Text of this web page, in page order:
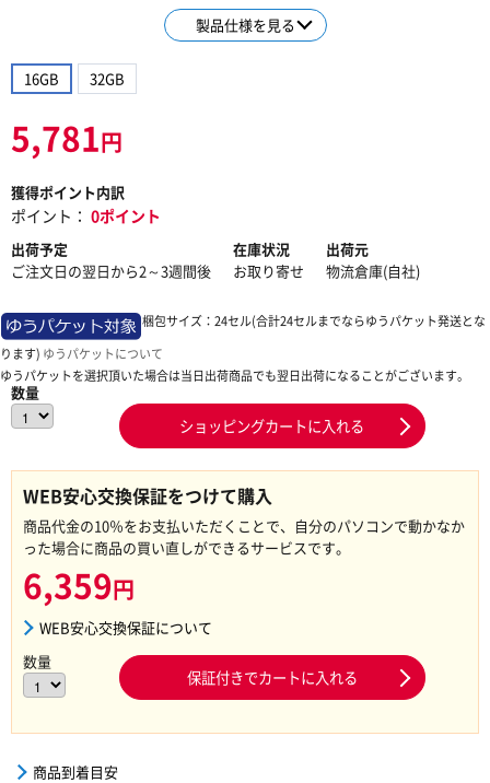
製品仕様を見る
16GB 32GB
5,781円
獲得ポイント内訳
ポイント： 0ポイント
出荷予定
ご注文日の翌日から2～3週間後
在庫状況
お取り寄せ
出荷元
物流倉庫(自社)
梱包サイズ：24セル(合計24セルまでならゆうパケット発送とな
ります) ゆうパケットについて
ゆうパケットを選択頂いた場合は当日出荷商品でも翌日出荷になることがございます。
数量
ショッピングカートに入れる
WEB安心交換保証をつけて購入
商品代金の10％をお支払いただくことで、自分のパソコンで動かなか
った場合に商品の買い直しができるサービスです。
6,359円
WEB安心交換保証について
数量
保証付きでカートに入れる
商品到着目安